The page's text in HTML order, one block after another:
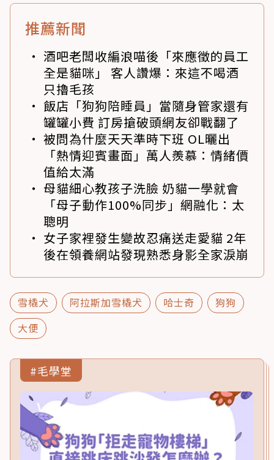
推薦新聞
酒吧老闆收編浪喵後「來應徵的員工
全是貓咪」 客人讚爆：來這不喝酒
只擼毛孩
飯店「狗狗陪睡員」當隨身管家還有
罐罐小費 訂房搶破頭網友卻戰翻了
被問為什麼天天準時下班 OL曬出
「熱情迎賓畫面」萬人羨慕：情緒價
值給太滿
母貓細心教孩子洗臉 奶貓一學就會
「母子動作100%同步」網融化：太
聰明
女子家裡發生變故忍痛送走愛貓 2年
後在領養網站發現熟悉身影全家淚崩
雪橇犬 阿拉斯加雪橇犬 哈士奇
狗狗
大便
#毛學堂